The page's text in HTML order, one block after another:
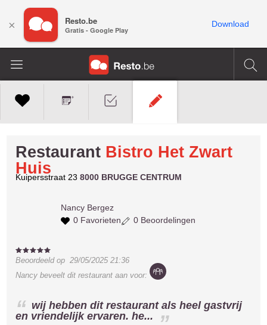
Restaurant Bistro Het Zwart
Huis
Kuipersstraat 238000 BRUGGE CENTRUM
Nancy Bergez
0 Favorieten
0 Beoordelingen
Beoordeeld op29/05/2025 21:36
Nancy beveelt dit restaurant aan voor:
wij hebben dit restaurant als heel gastvrij
en vriendelijk ervaren. he...
× Resto.be
Gratis - Google Play
Download